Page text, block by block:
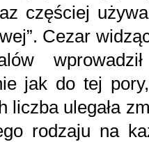
częściej
Cezar
jak do tej
liczba ulegała
rodzaju na